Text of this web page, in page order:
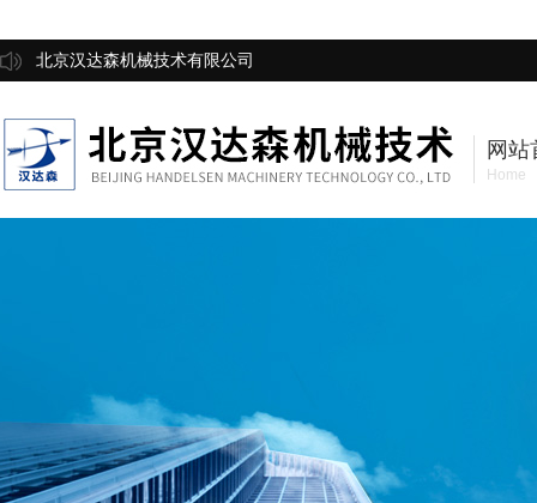
北京汉达森机械技术有限公司
网站
Home